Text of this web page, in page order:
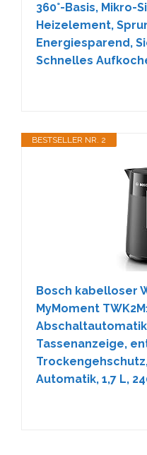
360°-Basis, Mikro-
Heizelement,
Energiesparend,
Schnelles
BESTSELLER NR. 2
Bosch kabelloser
MyMoment
Tassenanzeige,
Automatik, 1,7 L,